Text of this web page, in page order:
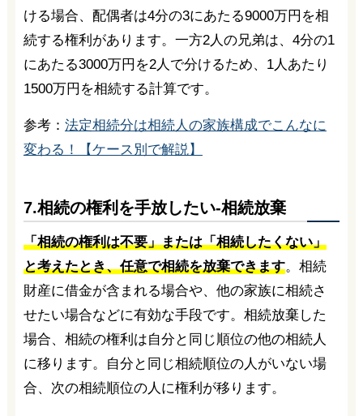
ける場合、配偶者は4分の3にあたる9000万円を相
続する権利があります。一方2人の兄弟は、4分の1
にあたる3000万円を2人で分けるため、1人あたり
1500万円を相続する計算です。
参考： 法定相続分は相続人の家族構成でこんなに
変わる！【ケース別で解説】
7.相続の権利を手放したい-相続放棄
「相続の権利は不要」または「相続したくない」
と考えたとき、任意で相続を放棄できます。相続
財産に借金が含まれる場合や、他の家族に相続さ
せたい場合などに有効な手段です。相続放棄した
場合、相続の権利は自分と同じ順位の他の相続人
に移ります。自分と同じ相続順位の人がいない場
合、次の相続順位の人に権利が移ります。